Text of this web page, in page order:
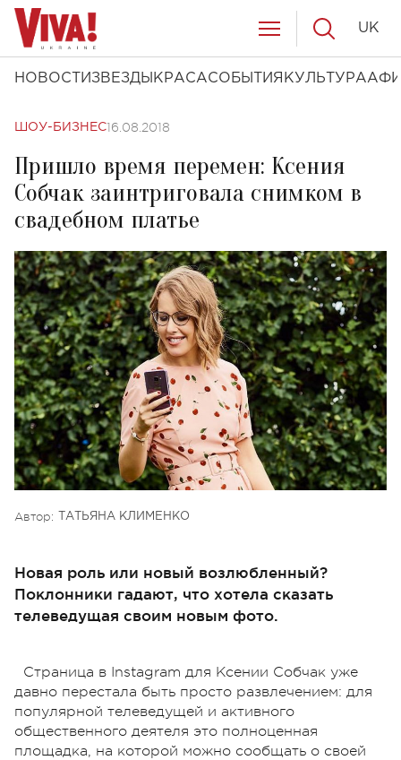
НОВОСТИ ЗВЕЗДЫ КРАСАСОБЫТИЯ КУЛЬТУРА
UK
ШОУ-БИЗНЕС16.08.2018
Пришло время перемен: Ксения
Собчак заинтриговала снимком в
свадебном платье
Автор: ТАТЬЯНА КЛИМЕНКО
Новая роль или новый возлюбленный?
Поклонники гадают, что хотела сказать
телеведущая своим новым фото.
Страница в Instagram для Ксении Собчак уже
давно перестала быть просто развлечением: для
популярной телеведущей и активного
общественного деятеля это полноценная
площадка, на которой можно сообщать о своей